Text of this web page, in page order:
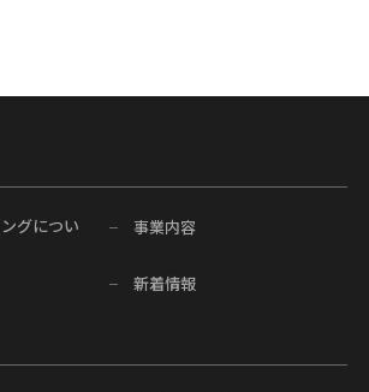
グについ
事業内容
新着情報